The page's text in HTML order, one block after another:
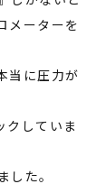
メーターを
当に圧力が
していま
た。